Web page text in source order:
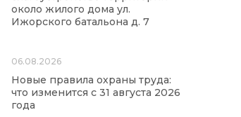
около жилого дома ул.
Ижорского батальона д. 7
06.08.2026
Новые правила охраны труда:
что изменится с 31 августа 2026
года